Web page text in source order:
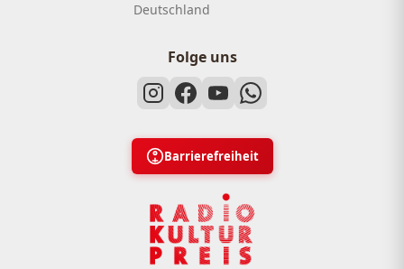
Deutschland
Folge uns
Barrierefreiheit